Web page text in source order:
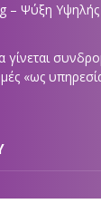
– Ψύξη
«ως